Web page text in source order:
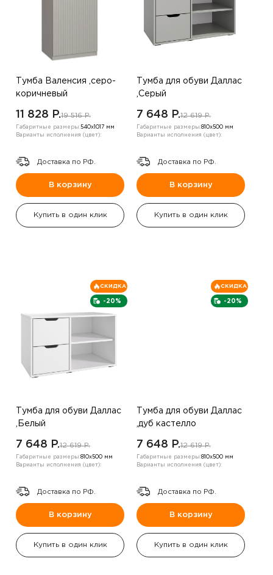
Тумба Валенсия ,серо-
коричневый
11 828 P.19 516 P.
Габаритные размеры:540х1017 мм
Варианты исполнения (цвет):
Доставка по РФ.
В корзину
Купить в один клик
Тумба для обуви Даллас
,Серый
7 648 P.12 619 P.
Габаритные размеры:810х500 мм
Варианты исполнения (цвет):
Доставка по РФ.
В корзину
Купить в один клик
-20%
СКИДКА
Тумба для обуви Даллас
,Белый
7 648 P.12 619 P.
Габаритные размеры:810х500 мм
Варианты исполнения (цвет):
Доставка по РФ.
В корзину
Купить в один клик
-20%
СКИДКА
Тумба для обуви Даллас
,дуб кастелло
7 648 P.12 619 P.
Габаритные размеры:810х500 мм
Варианты исполнения (цвет):
Доставка по РФ.
В корзину
Купить в один клик